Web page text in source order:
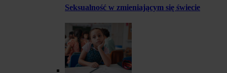
Seksualność w zmieniającym się świecie